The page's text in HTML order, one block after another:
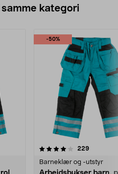
kategori
-50%
229
Barneklær og -utstyr
4.0 av 5 stjerner